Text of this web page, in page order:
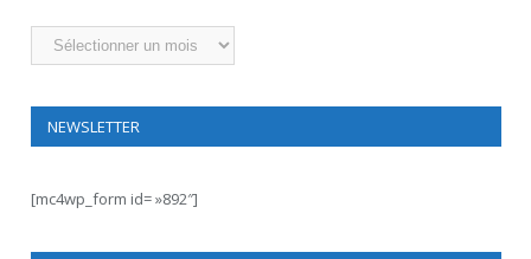
Archives
NEWSLETTER
[mc4wp_form id= »892″]